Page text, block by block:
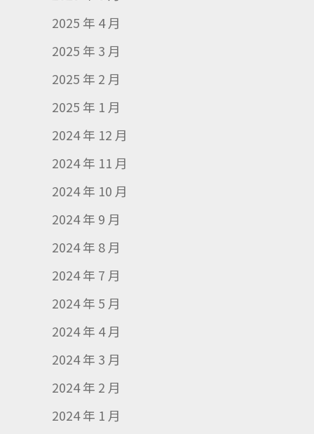
2025 年 4 月
2025 年 3 月
2025 年 2 月
2025 年 1 月
2024 年 12 月
2024 年 11 月
2024 年 10 月
2024 年 9 月
2024 年 8 月
2024 年 7 月
2024 年 5 月
2024 年 4 月
2024 年 3 月
2024 年 2 月
2024 年 1 月